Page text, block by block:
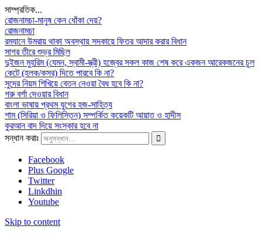
সাম্প্রতিক...
রোজনামচা-মানুষ কেন ধোঁকা দেয়?
রোজনামচা
রমযানে উমরায় থাকা অবস্থায় সদকায়ে ফিতর আদার করার বিধান
সাগর তীরে শুভ্র মিছিল
দুইজন মুহরিম (যেমন, স্বামী-স্ত্রী) হজ্বের সকল কাজ শেষ করে একজন আরেকজনের চুল
কেটে (হলক/কসর) দিতে পারবে কি না?
সুদের নিয়ম শিখিয়ে বেতন নেওয়া বৈধ হবে কি না?
গরু বর্গা দেওয়ার বিধান
বাংলা ভাষায় প্রথম যুগের হজ-সাহিত্য
শাম (সিরিয়া ও ফিলিস্তিন) সম্পর্কিত কয়েকটি আয়াত ও হাদীস
কুরআন বাদ দিয়ে সংস্কার হবে না
সন্ধান করাঃ
Facebook
Plus Google
Twitter
Linkdhin
Youtube
Skip to content